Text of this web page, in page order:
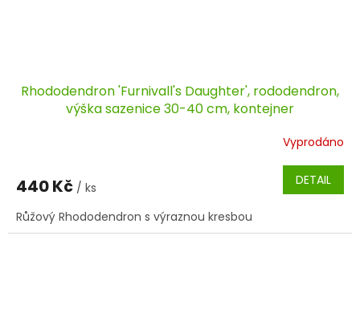
Rhododendron 'Furnivall's Daughter', rododendron,
výška sazenice 30-40 cm, kontejner
Vyprodáno
440 Kč / ks DETAIL
Růžový Rhododendron s výraznou kresbou